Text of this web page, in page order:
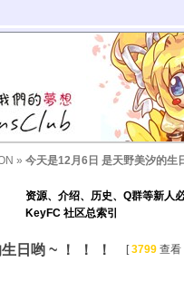
» 今天是12月6日 是天野美汐的生
资源、介绍、历史、Q群等新人
KeyFC 社区总索引
日哟 ~ ！ ！ ！ [3799 查